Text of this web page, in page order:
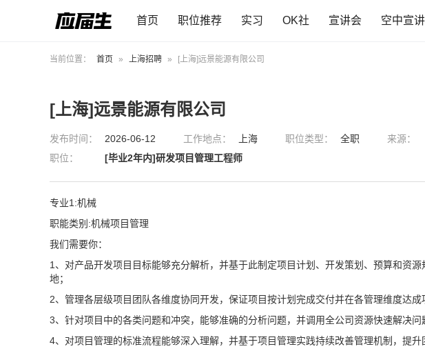
首页 职位推荐 实习 OK社 宣讲会 空中宣讲
当前位置： 首页 » 上海招聘 » [上海]远景能源有限公司
[上海]远景能源有限公司
发布时间： 2026-06-12 工作地点： 上海 职位类型： 全职 来源：
职位：
[毕业2年内]研发项目管理工程师
专业1:机械
职能类别:机械项目管理
我们需要你：
1、对产品开发项目目标能够充分解析，并基于此制定项目计划、开发策划、预算和资
地；
2、管理各层级项目团队各维度协同开发，保证项目按计划完成交付并在各管理维度达成
3、针对项目中的各类问题和冲突，能够准确的分析问题，并调用全公司资源快速解决问
4、对项目管理的标准流程能够深入理解，并基于项目管理实践持续改善管理机制，提升